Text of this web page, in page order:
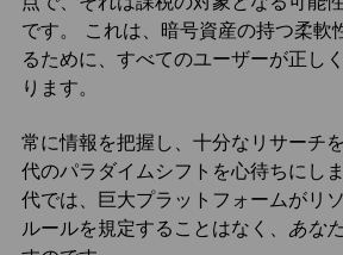
です。 これは、暗号資産の持つ柔軟
るために、すべてのユーザーが正し
ります。
常に情報を把握し、十分なリサーチ
代のパラダイムシフトを心待ちにし
代では、巨大プラットフォームがリ
ルールを規定することはなく、 あな